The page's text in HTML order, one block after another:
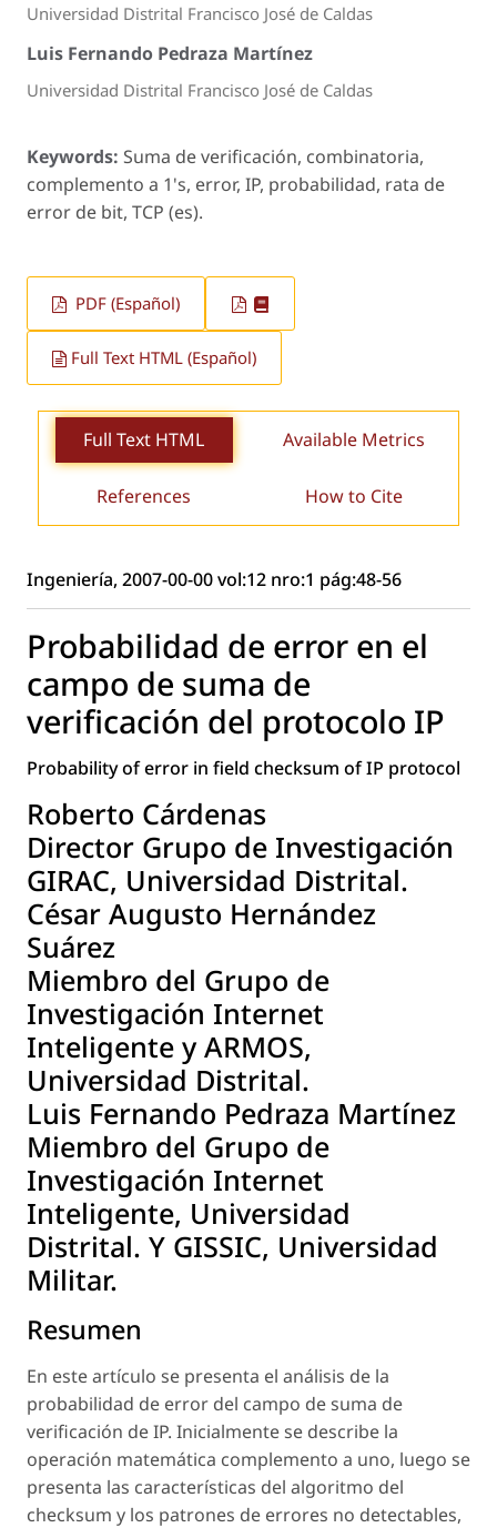
Universidad Distrital Francisco José de Caldas
Luis Fernando Pedraza Martínez
Universidad Distrital Francisco José de Caldas
Keywords: Suma de verificación, combinatoria,
complemento a 1's, error, IP, probabilidad, rata de
error de bit, TCP (es).
PDF (Español)
Full Text HTML (Español)
Full Text HTML Available Metrics
References How to Cite
Ingeniería, 2007-00-00 vol:12 nro:1 pág:48-56
Probabilidad de error en el
campo de suma de
verificación del protocolo IP
Probability of error in field checksum of IP protocol
Roberto Cárdenas
Director Grupo de Investigación
GIRAC, Universidad Distrital.
César Augusto Hernández
Suárez
Miembro del Grupo de
Investigación Internet
Inteligente y ARMOS,
Universidad Distrital.
Luis Fernando Pedraza Martínez
Miembro del Grupo de
Investigación Internet
Inteligente, Universidad
Distrital. Y GISSIC, Universidad
Militar.
Resumen
En este artículo se presenta el análisis de la
probabilidad de error del campo de suma de
verificación de IP. Inicialmente se describe la
operación matemática complemento a uno, luego se
presenta las características del algoritmo del
checksum y los patrones de errores no detectables,